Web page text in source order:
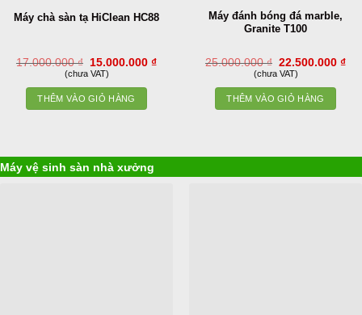
Máy chà sàn tạ HiClean HC88
17.000.000₫
Giá
gốc
17.000.000 ₫.
15.000.000₫Giá
(chưa VAT)
THÊM VÀO GIỎ HÀNG
Máy đánh bóng đá marble,
Granite T100
25.000.000₫ Giá
gốc
25.000.000 ₫.
22.500.000₫
(chưa VAT)
THÊM VÀO GIỎ HÀNG
Máy vệ sinh sàn nhà xưởng